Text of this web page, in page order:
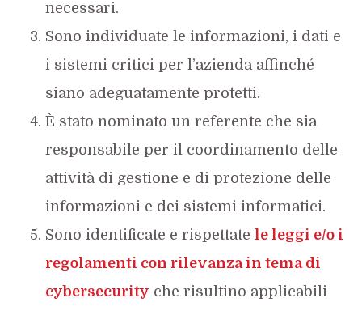
necessari.
Sono individuate le informazioni, i dati e
i sistemi critici per l’azienda affinché
siano adeguatamente protetti.
È stato nominato un referente che sia
responsabile per il coordinamento delle
attività di gestione e di protezione delle
informazioni e dei sistemi informatici.
Sono identificate e rispettate le leggi e/o i
regolamenti con rilevanza in tema di
cybersecurity che risultino applicabili